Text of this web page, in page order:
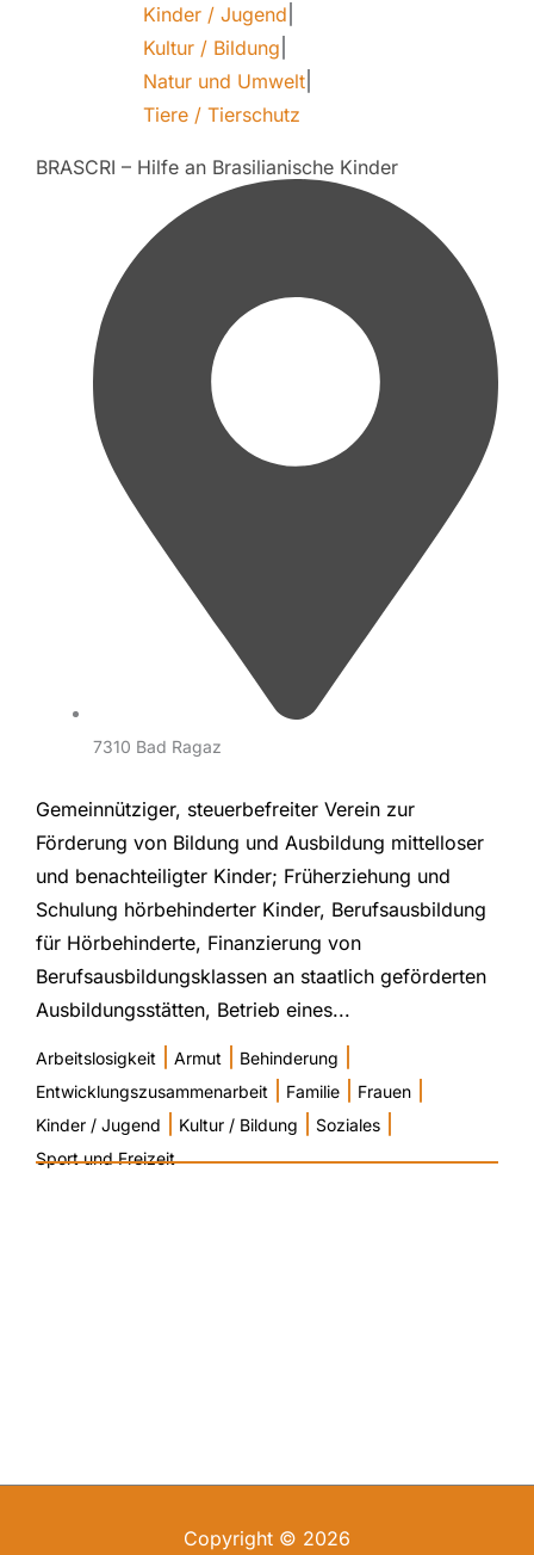
Kinder / Jugend
Kultur / Bildung
Natur und Umwelt
Tiere / Tierschutz
BRASCRI – Hilfe an Brasilianische Kinder
7310 Bad Ragaz
Gemeinnütziger, steuerbefreiter Verein zur
Förderung von Bildung und Ausbildung mittelloser
und benachteiligter Kinder; Früherziehung und
Schulung hörbehinderter Kinder, Berufsausbildung
für Hörbehinderte, Finanzierung von
Berufsausbildungsklassen an staatlich geförderten
Ausbildungsstätten, Betrieb eines...
Arbeitslosigkeit Armut Behinderung
Entwicklungszusammenarbeit Familie Frauen
Kinder / Jugend Kultur / Bildung Soziales
Sport und Freizeit
Copyright © 2026